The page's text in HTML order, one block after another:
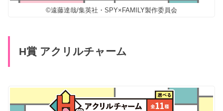
©遠藤達哉/集英社・SPY×FAMILY製作委員会
H賞 アクリルチャーム